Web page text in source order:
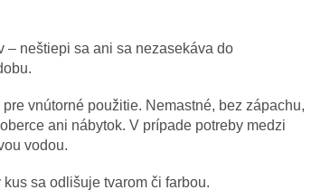
– neštiepi sa ani sa nezasekáva do
vnútorné použitie. Nemastné, bez zápachu,
ani nábytok. V prípade potreby medzi
vodou.
sa odlišuje tvarom či farbou.